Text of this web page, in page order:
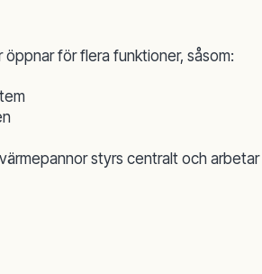
för flera funktioner, såsom:
styrs centralt och